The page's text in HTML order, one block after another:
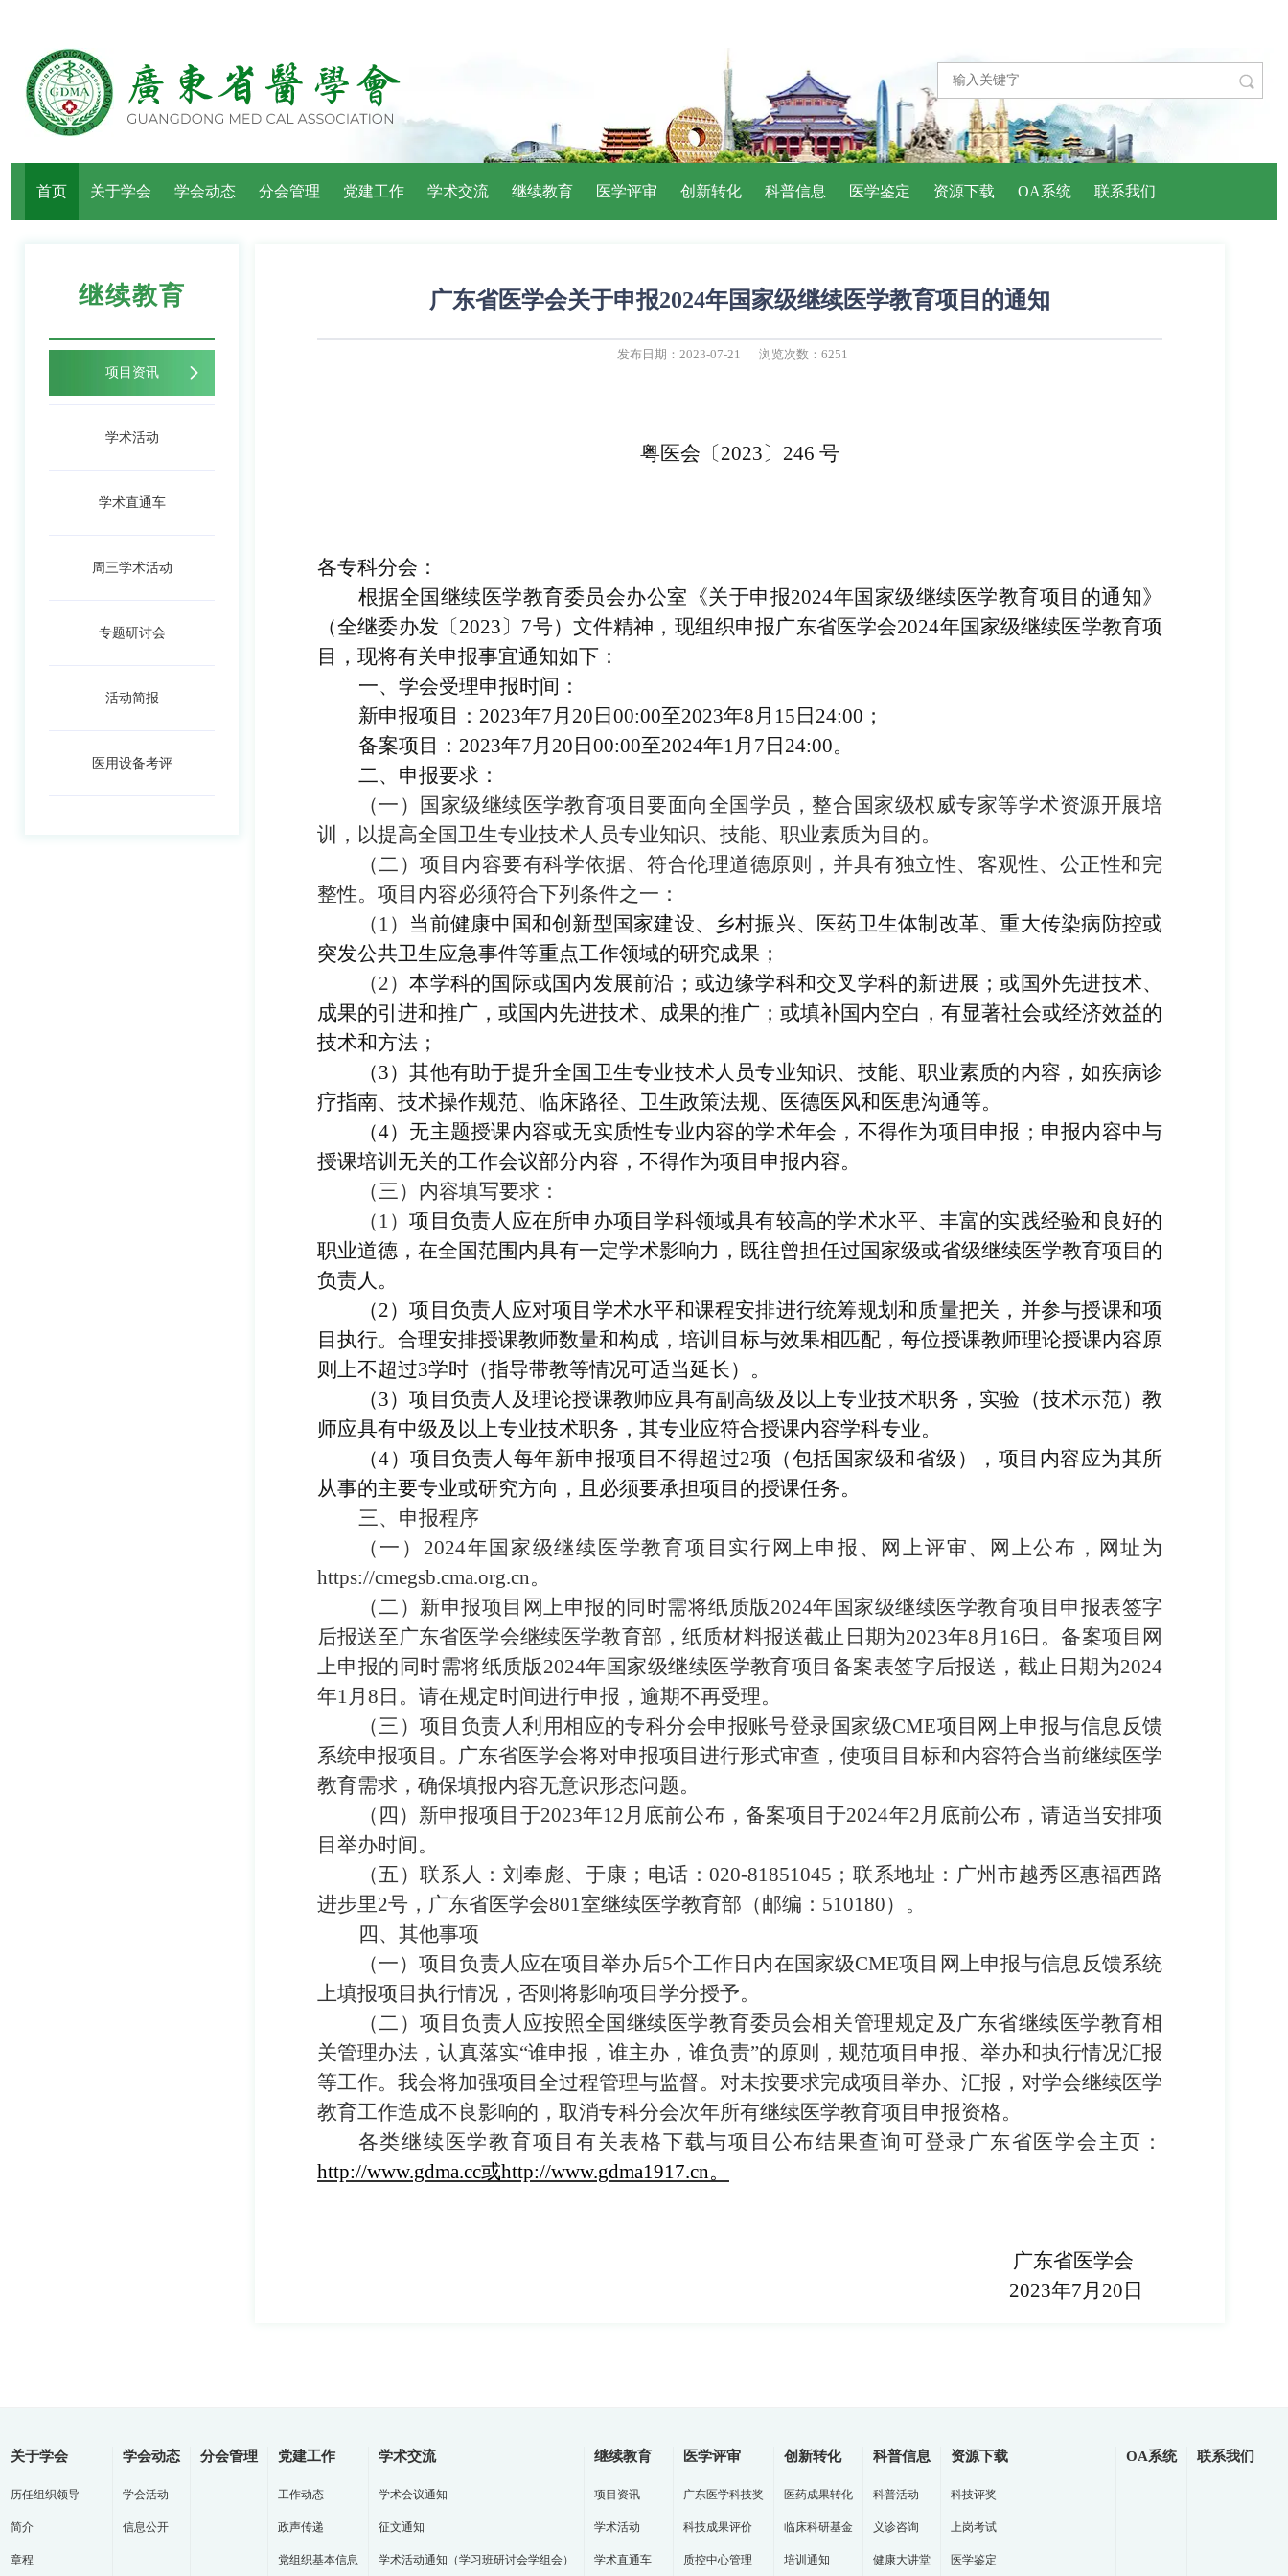

首页 关于学会 学会动态 分会管理 党建工作 学术交流 继续教育 医学评审 创新转化 科普信息 医学鉴定 资源下载 OA系统 联系我们
继续教育
项目资讯
学术活动
学术直通车
周三学术活动
专题研讨会
活动简报
医用设备考评
广东省医学会关于申报2024年国家级继续医学教育项目的通知
发布日期：2023-07-21 浏览次数：6251
粤医会 〔2023〕 246 号
各专科分会：
根据全国继续医学教育委员会办公室《关于申报2024年国家级继续医学教育项目的通知》
（全继委办发 〔2023〕 7号） 文件精神， 现组织申报广东省医学会2024年国家级继续医学教育项
目，现将有关申报事宜通知如下：
一、 学会受理申报时间 ：
新申报项目： 2023年7月 20 日 00:00至2023年8月 15 日 24:00 ；
备案项目： 2023年7月 20 日 00:00至2024年1月 7 日 24:00。
二、申报要求：
（一）
国家级继续医学教育项目要面向全国学员，整合国家级权威专家等学术资源开展培
训，以提高全国卫生专业技术人员专业知识、技能、职业素质为目的。
（二）项目内容要有科学依据、符合伦理道德原则，并具有独立性、客观性、公正性和完
整性。项目内容必须符合下列条件之一：
（ 1） 当前健康中国和创新型国家建设、乡村振兴、医药卫生体制改革、重大传染病防控或
突发公共卫生应急事件等重点工作领域的研究成果；
（2）本学科的国际或国内发展前沿；或边缘学科和交叉学科的新进展；或国外先进技术、
成果的引进和推广，或国内先进技术、成果的推广；或填补国内空白，有显著社会或经济效益的
技术和方法；
（3）其他有助于提升全国卫生专业技术人员专业知识、技能、职业素质的内容，如疾病诊
疗指南、技术操作规范、临床路径、卫生政策法规、医德医风和医患沟通等。
（4） 无主题授课内容或无实质性专业内容的学术年会，不得作为项目申报；申报内容中与
授课培训无关的工作会议部分内容，不得作为项目申报内容。
（三） 内容填写要求：
（ 1）项目负责人应在所申办项目学科领域具有较高的学术水平、丰富的实践经验和良好的
职业道德，在全国范围内具有一定学术影响力，既往曾担任过国家级或省级继续医学教育项目的
负责人。
（2）项目负责人 应对项目学术水平和课程安排进行统筹规划和质量把关，并参与授课和项
目执行。合理安排授课教师数量和构成，培训目标与效果相匹配，每位授课教师理论授课内容原
则上不超过3学时 （指导带教等情况可适当延长） 。
（3）项目负责人 及理论授课教师应具有副高级及以上专业技术职务，实验（技术示范）教
师应具有中级及以上专业技术职务，其专业应符合授课内容学科专业。
（4）项目负责人每年新申报项目不得超过2项 （包括国家级和省级 ）
，项目内容应为其所
从事的主要专业或研究方向，且必须要承担项目的授课任务。
三、申报程序
（ 一 ） 2024年 国家级继续医学教育项目实行网上申报、网上评审、 网上公布 ， 网址为
https://cmegsb.cma.org.cn。
（二） 新申报项目网上申报的同时需将纸质版2024年国家级继续医学教育项目申报表签字
后报送至广东省医学会继续医学教育部，纸质材料报送截止日期为2023年8 月 16 日 。备案项目网
上申报的同时需将纸质版2024年国家级继续医学教育项目备案表签字后报送，截止日期为2024
年1月 8 日 。 请在规定时间进行申报 ，逾期不再受理。
（三） 项目负责人利用相应的专科分会申报账号登录 国家级CME项目 网上申报与信息反馈
系统申报项目。广东省医学会将对申报项目进行形式审查 ， 使项目目标和内容符合当前继续医学
教育需求，确保填报内容无意识形态问题。
（四）新申报项目于2023年12月底前公布，备案项目于2024年2月底前公布，请适当安排项
目举办时间。
（五）联系人：刘奉彪、 于康 ；电话：020-81851045 ；联系地址：广州市越秀区惠福西路
进步里2号 ， 广东省医学会801室继续医学教育部（邮编： 510180）。
四、其他事项
（一）项目负责人应在项目举办后5个工作日内在国家级CME项目 网上申报与信息反馈系统
上填报项目执行情况 ， 否则将影响项目学分授予。
（二）项目负责人 应按照全国继续医学教育委员会相关管理规定及广东省继续医学教育相
关管理办法，认真落实“谁申报，谁主办，谁负责”的原则，规范项目申报、举办和执行情况汇报
等工作。 我会将加强项目全过程管理与监督。对未按要求完成项目举办、汇报，对学会继续医学
教育工作造成不良影响的，取消专科分会次年所有继续医学教育项目申报资格。
各类继续医学教育项目有关表格下载与项目公布结果查询可登录广东省医学会主页：
http://www.gdma.cc或http://www.gdma1917.cn。
广东省医学会
2023年7月 20 日
关于学会
历任组织领导
简介
章程
学会动态
学会活动
信息公开
分会管理 党建工作
工作动态
政声传递
党组织基本信息
学术交流
学术会议通知
征文通知
学术活动通知（学习班研讨会学组会）
继续教育
项目资讯
学术活动
学术直通车
医学评审
广东医学科技奖
科技成果评价
质控中心管理
创新转化
医药成果转化
临床科研基金
培训通知
科普信息
科普活动
义诊咨询
健康大讲堂
资源下载
科技评奖
上岗考试
医学鉴定
OA系统 联系我们